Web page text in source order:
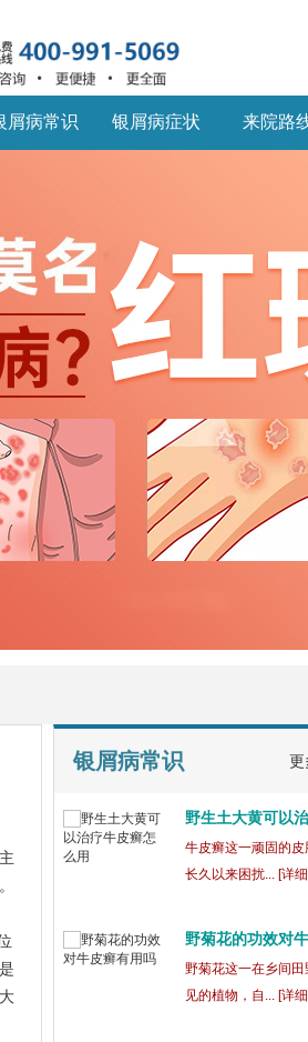
屑病常识 银屑病症状 来院路
银屑病常识 更
银屑病这一复杂的皮
常常让患者们... [详
野生土大黄可以
牛皮癣这一顽固的皮
长久以来困扰... [详
野菊花的功效对
野菊花这一在乡间田
见的植物，自... [详